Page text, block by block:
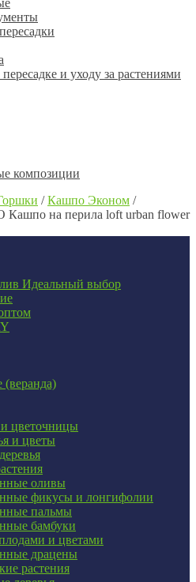
и уходу за растениями
композиции
/Кашпо Эконом /
Кашпо на перила loft urban flower
Идеальный выбор
(веранда)
цветочницы
и цветы
оливы
фикусы и лонгифолии
пальмы
бамбуки
и цветами
драцены
растения